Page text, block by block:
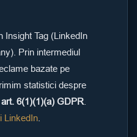
Insight Tag (LinkedIn
Prin intermediul
bazate pe
statistici despre
art. 6(1)(1)(a) GDPR
LinkedIn